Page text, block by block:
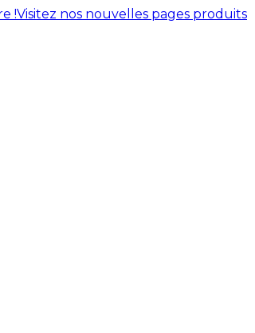
!Visitez nos nouvelles pages produits